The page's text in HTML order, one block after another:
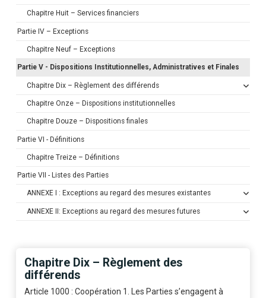
Chapitre Huit – Services financiers
Partie IV – Exceptions
Chapitre Neuf – Exceptions
Partie V - Dispositions Institutionnelles, Administratives et Finales
Chapitre Dix – Règlement des différends
Chapitre Onze – Dispositions institutionnelles
Chapitre Douze – Dispositions finales
Partie VI - Définitions
Chapitre Treize – Définitions
Partie VII - Listes des Parties
ANNEXE I : Exceptions au regard des mesures existantes
ANNEXE II: Exceptions au regard des mesures futures
Chapitre Dix – Règlement des
différends
Article 1000 : Coopération 1. Les Parties s’engagent à